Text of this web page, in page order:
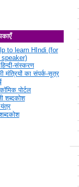
to learn HIndi (for
संस्करण
मंत्रियों का संपर्क-सूत्र
पोर्टल
शब्दकोश
शब्दकोश